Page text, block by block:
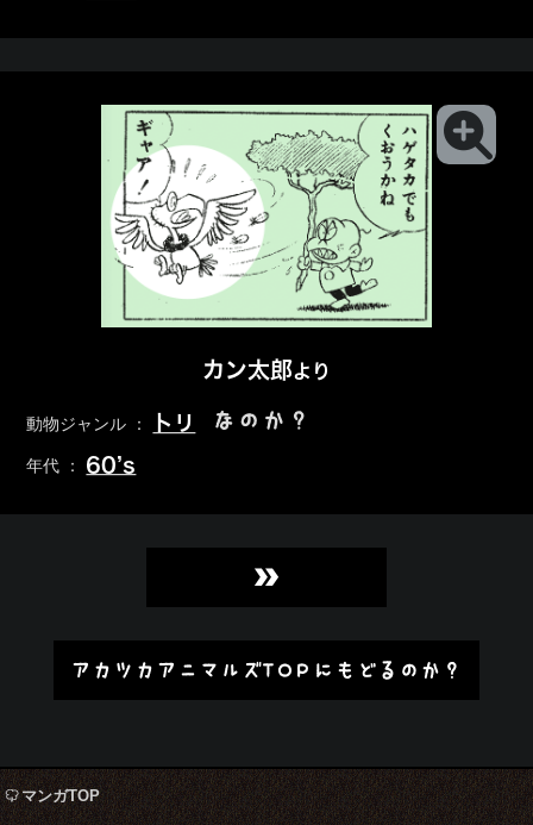
カン太郎より
動物ジャンル ： トリ なのか？
年代 ： 60’s
»
アカツカアニマルズTOPにもどるのか？
マンガTOP